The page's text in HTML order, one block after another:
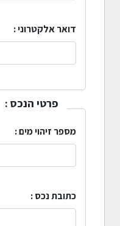
דואר אלקטרוני :
פרטי הנכס :
מספר זיהוי מים :
כתובת נכס :